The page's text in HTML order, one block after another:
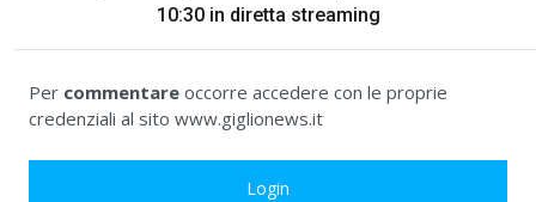
10:30 in diretta streaming
Per commentare occorre accedere con le proprie
credenziali al sito www.giglionews.it
Login